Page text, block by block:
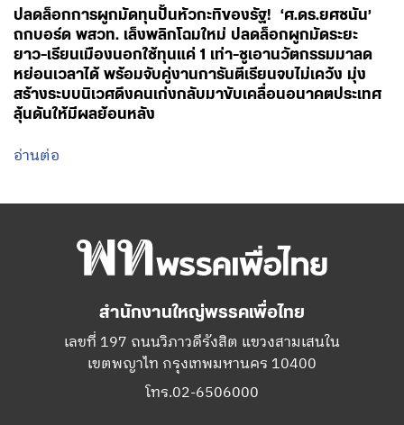
ปลดล็อกการผูกมัดทุนปั้นหัวกะทิของรัฐ! ‘ศ.ดร.ยศชนัน’
ถกบอร์ด พสวท. เล็งพลิกโฉมใหม่ ปลดล็อกผูกมัดระยะ
ยาว-เรียนเมืองนอกใช้ทุนแค่ 1 เท่า-ชูเอานวัตกรรมมาลด
หย่อนเวลาได้ พร้อมจับคู่งานการันตีเรียนจบไม่เคว้ง มุ่ง
สร้างระบบนิเวศดึงคนเก่งกลับมาขับเคลื่อนอนาคตประเทศ
ลุ้นดันให้มีผลย้อนหลัง
อ่านต่อ
สำนักงานใหญ่พรรคเพื่อไทย
เลขที่ 197 ถนนวิภาวดีรังสิต แขวงสามเสนใน
เขตพญาไท กรุงเทพมหานคร 10400
โทร.02-6506000